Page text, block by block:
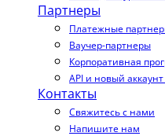
Партнеры
Платежные
Ваучер-партнеры
Корпоративная
API и новый
Контакты
Свяжитесь с нами
Напишите нам